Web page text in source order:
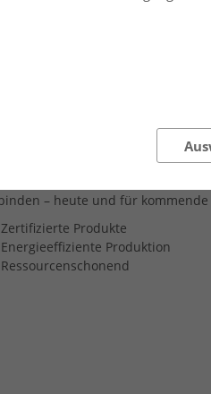
Gemeinsam
ressourceneffiziente
von Umwelt und Ressourcen
Handelns. Unser Ziel ist es,
– heute und für
Zertifizierte Produkte
Energieeffiziente Produktion
Ressourcenschonend